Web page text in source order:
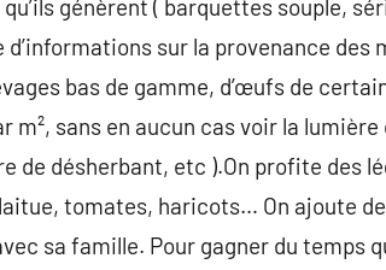
génèrent ( barquettes souple,
d’informations sur la provenance
bas de gamme, d’œufs de
m², sans en aucun cas voir la
de désherbant, etc ).On profite des
tomates, haricots… On ajoute
sa famille. Pour gagner du temps